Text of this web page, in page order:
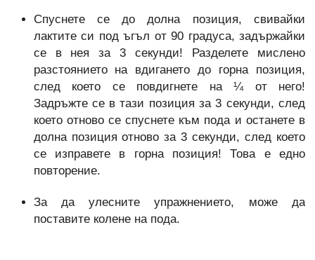
Спуснете се до долна позиция, свивайки
лактите си под ъгъл от 90 градуса, задържайки
се в нея за 3 секунди! Разделете мислено
разстоянието на вдигането до горна позиция,
след което се повдигнете на ¼ от него!
Задръжте се в тази позиция за 3 секунди, след
което отново се спуснете към пода и останете в
долна позиция отново за 3 секунди, след което
се изправете в горна позиция! Това е едно
повторение.
За да улесните упражнението, може да
поставите колене на пода.